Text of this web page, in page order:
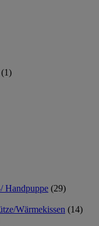
(1)
Handpuppe (29)
Wärmekissen (14)